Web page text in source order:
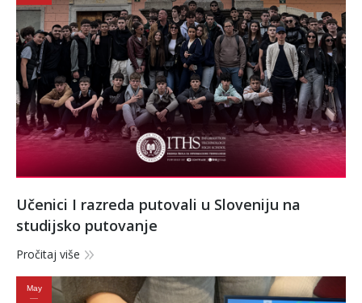
Učenici I razreda putovali u Sloveniju na
studijsko putovanje
Pročitaj više
May